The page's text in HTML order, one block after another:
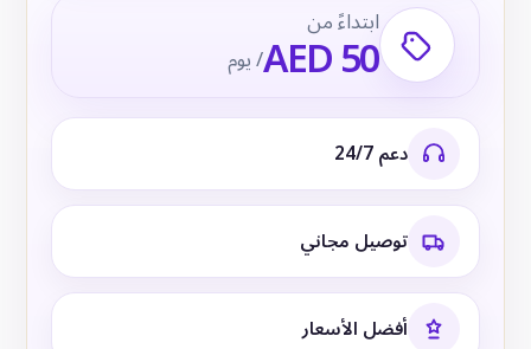
ابتداءً من
AED 50/ يوم
دعم 24/7
توصيل مجاني
أفضل الأسعار